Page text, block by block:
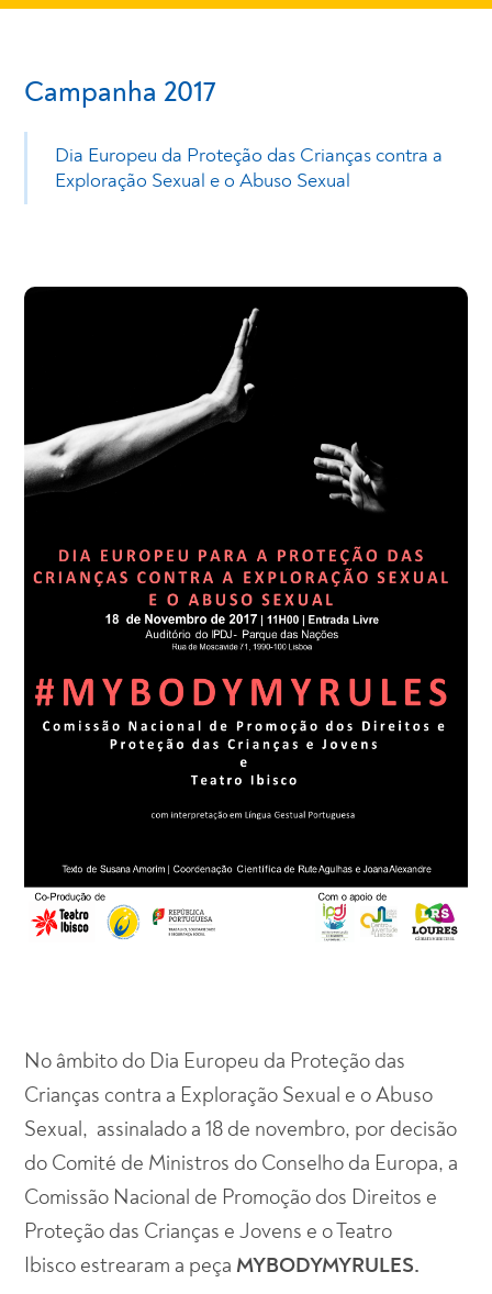
Campanha 2017
Dia Europeu da Proteção das Crianças contra a
Exploração Sexual e o Abuso Sexual
No âmbito do Dia Europeu da Proteção das
Crianças contra a Exploração Sexual e o Abuso
Sexual, assinalado a 18 de novembro, por decisão
do Comité de Ministros do Conselho da Europa, a
Comissão Nacional de Promoção dos Direitos e
Proteção das Crianças e Jovens e o Teatro
Ibisco estrearam a peça MYBODYMYRULES.